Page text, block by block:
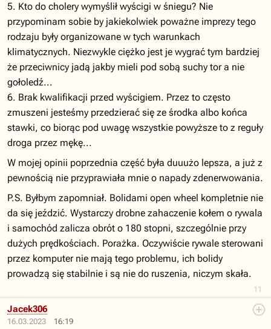
11
5. Kto do cholery wymyślił wyścigi w śniegu? Nie
przypominam sobie by jakiekolwiek poważne imprezy tego
rodzaju były organizowane w tych warunkach
klimatycznych. Niezwykle ciężko jest je wygrać tym bardziej
że przeciwnicy jadą jakby mieli pod sobą suchy tor a nie
gołoledź...
6. Brak kwalifikacji przed wyścigiem. Przez to często
zmuszeni jesteśmy przedzierać się ze środka albo końca
stawki, co biorąc pod uwagę wszystkie powyższe to z reguły
droga przez mękę...
W mojej opinii poprzednia część była duuużo lepsza, a już z
pewnością nie przyprawiała mnie o napady zdenerwowania.
P.S. Byłbym zapomniał. Bolidami open wheel kompletnie nie
da się jeździć. Wystarczy drobne zahaczenie kołem o rywala
i samochód zalicza obrót o 180 stopni, szczególnie przy
dużych prędkościach. Porażka. Oczywiście rywale sterowani
przez komputer nie mają tego problemu, ich bolidy
prowadzą się stabilnie i są nie do ruszenia, niczym skała.
16.03.2023 16:19
Jacek306